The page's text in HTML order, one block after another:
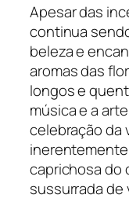
Apesar das
continua
beleza e
aromas das
longos e
música e a
celebração da
caprichosa do
sussurrada de